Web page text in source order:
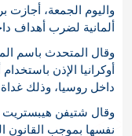
واليوم الجمعة، أجازت
ألمانية لضرب أهداف
وقال المتحدث باسم
أوكرانيا الإذن
داخل روسيا، وذلك
وقال شتيفن هيبستريت
نفسها بموجب